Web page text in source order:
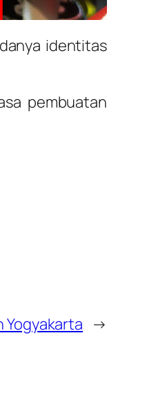
identitas
pembuatan
Yogyakarta →